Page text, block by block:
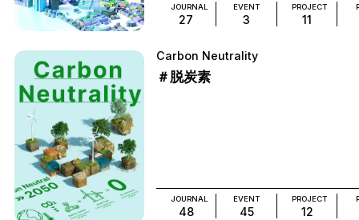
JOURNAL
27
EVENT
3
PROJECT
11
Carbon Neutrality
＃脱炭素
JOURNAL
48
EVENT
45
PROJECT
12